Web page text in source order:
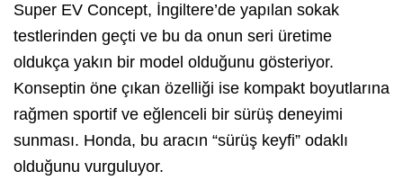
Super EV Concept, İngiltere’de yapılan sokak
testlerinden geçti ve bu da onun seri üretime
oldukça yakın bir model olduğunu gösteriyor.
Konseptin öne çıkan özelliği ise kompakt boyutlarına
rağmen sportif ve eğlenceli bir sürüş deneyimi
sunması. Honda, bu aracın “sürüş keyfi” odaklı
olduğunu vurguluyor.